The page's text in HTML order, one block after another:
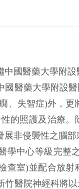
醫藥大學附設
藥大學附設醫
、失智症)外，
的照護及治療。
非侵襲性之腦部
心等級完整之
查室)並配合放
竹醫院神經科將